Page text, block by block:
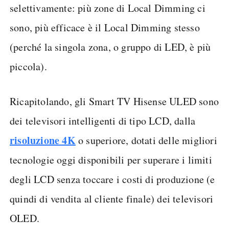
selettivamente: più zone di Local Dimming ci
sono, più efficace è il Local Dimming stesso
(perché la singola zona, o gruppo di LED, è più
piccola).
Ricapitolando, gli Smart TV Hisense ULED sono
dei televisori intelligenti di tipo LCD, dalla
risoluzione 4Ko superiore, dotati delle migliori
tecnologie oggi disponibili per superare i limiti
degli LCD senza toccare i costi di produzione (e
quindi di vendita al cliente finale) dei televisori
OLED.